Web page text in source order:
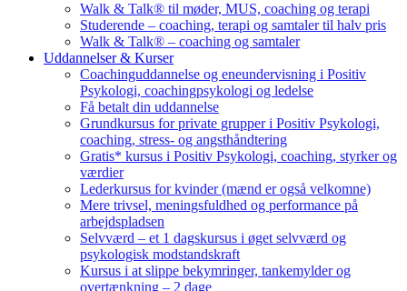
Walk & Talk® til møder, MUS, coaching og terapi
Studerende – coaching, terapi og samtaler til halv pris
Walk & Talk® – coaching og samtaler
Uddannelser & Kurser
Coachinguddannelse og eneundervisning i Positiv
Psykologi, coachingpsykologi og ledelse
Få betalt din uddannelse
Grundkursus for private grupper i Positiv Psykologi,
coaching, stress- og angsthåndtering
Gratis* kursus i Positiv Psykologi, coaching, styrker og
værdier
Lederkursus for kvinder (mænd er også velkomne)
Mere trivsel, meningsfuldhed og performance på
arbejdspladsen
Selvværd – et 1 dagskursus i øget selvværd og
psykologisk modstandskraft
Kursus i at slippe bekymringer, tankemylder og
overtænkning – 2 dage